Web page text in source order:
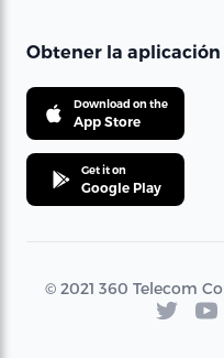
Obtener la aplicación
Download on the
App Store
Get it on
Google Play
© 2021 360 Telecom